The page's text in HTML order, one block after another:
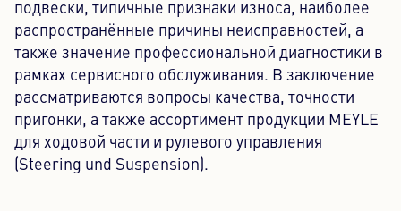
подвески, типичные признаки износа, наиболее
распространённые причины неисправностей, а
также значение профессиональной диагностики в
рамках сервисного обслуживания. В заключение
рассматриваются вопросы качества, точности
пригонки, а также ассортимент продукции MEYLE
для ходовой части и рулевого управления
(Steering und Suspension).